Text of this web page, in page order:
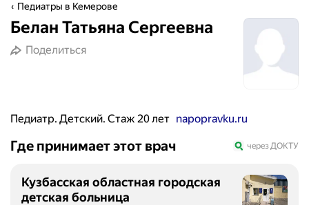
Педиатры в Кемерове
Белан Татьяна Сергеевна
Поделиться
Педиатр. Детский. Стаж 20 лет napopravku.ru
Где принимает этот врач через ДОКТУ
Кузбасская областная городская
детская больница